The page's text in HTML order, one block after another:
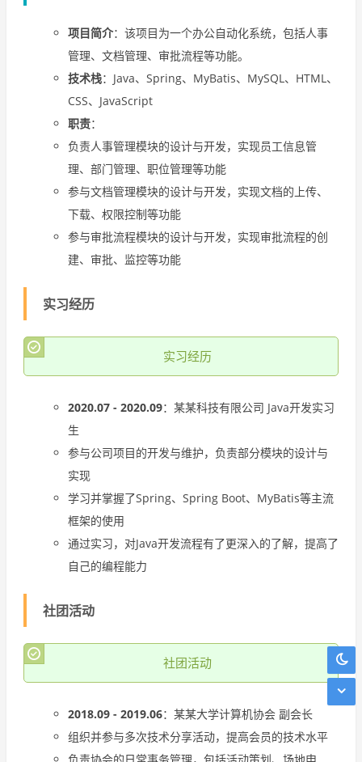
项目简介：该项目为一个办公自动化系统，包括人事
管理、文档管理、审批流程等功能。
技术栈：Java、Spring、MyBatis、MySQL、HTML、
CSS、JavaScript
职责：
负责人事管理模块的设计与开发，实现员工信息管
理、部门管理、职位管理等功能
参与文档管理模块的设计与开发，实现文档的上传、
下载、权限控制等功能
参与审批流程模块的设计与开发，实现审批流程的创
建、审批、监控等功能
实习经历
实习经历
2020.07 - 2020.09：某某科技有限公司 Java开发实习
生
参与公司项目的开发与维护，负责部分模块的设计与
实现
学习并掌握了Spring、Spring Boot、MyBatis等主流
框架的使用
通过实习，对Java开发流程有了更深入的了解，提高了
自己的编程能力
社团活动
社团活动
2018.09 - 2019.06：某某大学计算机协会 副会长
组织并参与多次技术分享活动，提高会员的技术水平